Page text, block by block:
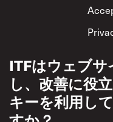
ITFはウェブサ
し、改善に役
キーを利用し